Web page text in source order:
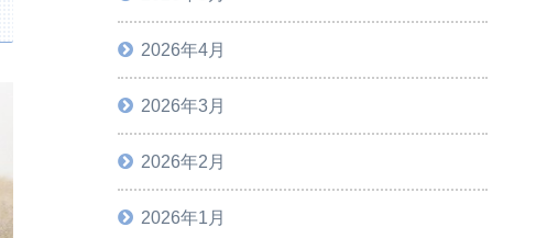
2026年4月
2026年3月
2026年2月
2026年1月